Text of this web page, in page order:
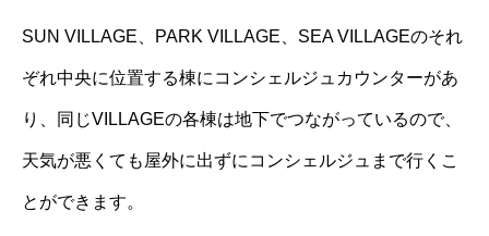
SUN VILLAGE、PARK VILLAGE、SEA VILLAGEのそれ
ぞれ中央に位置する棟にコンシェルジュカウンターがあ
り、同じVILLAGEの各棟は地下でつながっているので、
天気が悪くても屋外に出ずにコンシェルジュまで行くこ
とができます。